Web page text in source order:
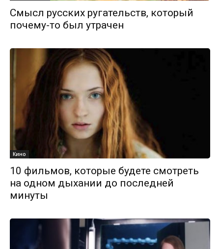
Смысл русских ругательств, который
почему-то был утрачен
Кино
10 фильмов, которые будете смотреть
на одном дыхании до последней
минуты